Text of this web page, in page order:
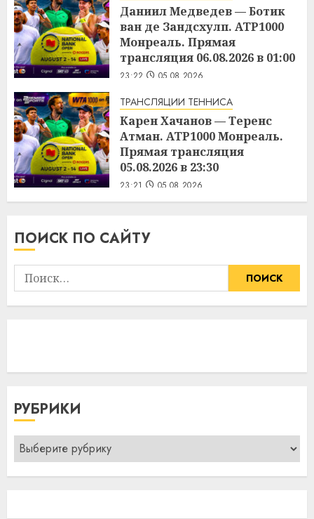
Даниил Медведев — Ботик
ван де Зандсхулп. ATP1000
Монреаль. Прямая
трансляция 06.08.2026 в 01:00
23:22 05.08.2026
ТРАНСЛЯЦИИ ТЕННИСА
Карен Хачанов — Теренс
Атман. ATP1000 Монреаль.
Прямая трансляция
05.08.2026 в 23:30
23:21 05.08.2026
ПОИСК ПО САЙТУ
Найти:
РУБРИКИ
Рубрики